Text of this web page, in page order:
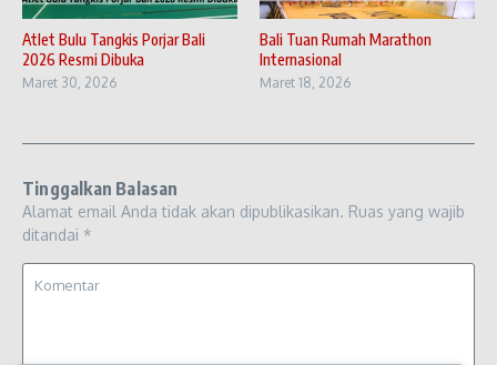
Atlet Bulu Tangkis Porjar Bali
2026 Resmi Dibuka
Maret 30, 2026
Bali Tuan Rumah Marathon
Internasional
Maret 18, 2026
Tinggalkan Balasan
Alamat email Anda tidak akan dipublikasikan. Ruas yang wajib
ditandai *